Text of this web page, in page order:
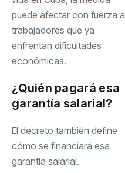
puede afectar con fuerza a
trabajadores que ya
enfrentan dificultades
económicas.
¿Quién pagará esa
garantía salarial?
El decreto también define
cómo se financiará esa
garantía salarial.